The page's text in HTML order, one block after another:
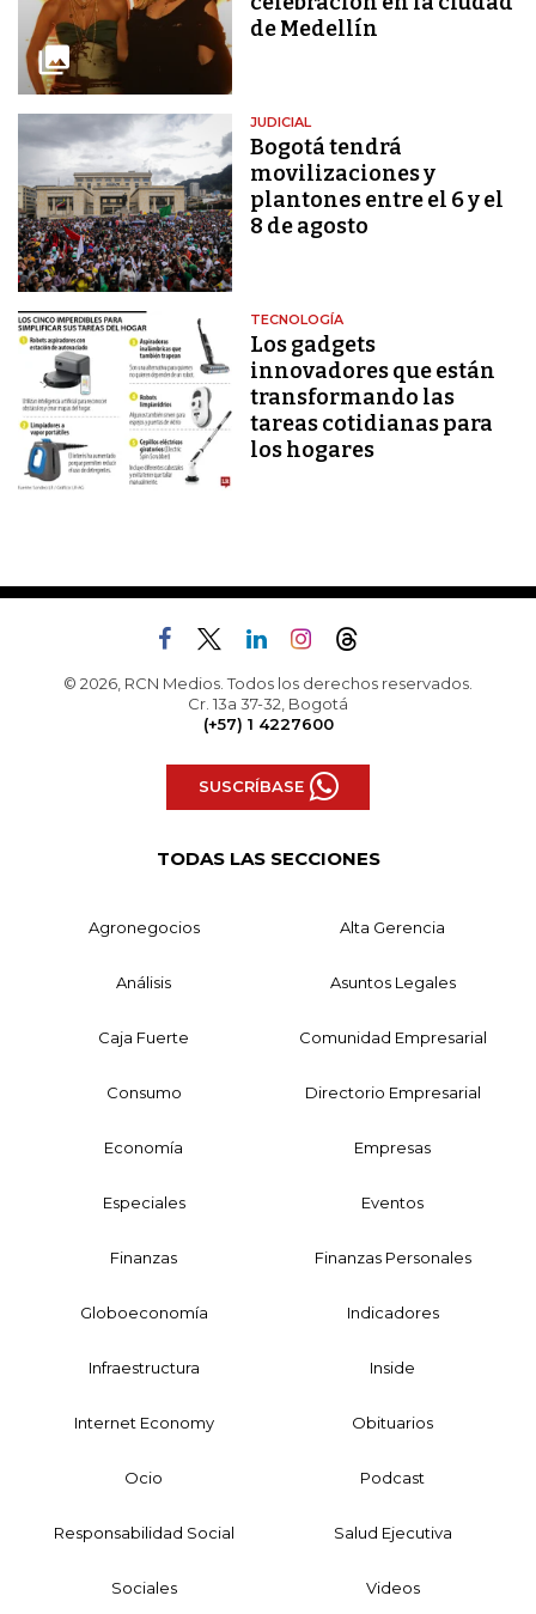
de Medellín
JUDICIAL
Bogotá tendrá
movilizaciones y
plantones entre el 6 y el
8 de agosto
TECNOLOGÍA
Los gadgets
innovadores que están
transformando las
tareas cotidianas para
los hogares
© 2026, RCN Medios. Todos los derechos reservados.
Cr. 13a 37-32, Bogotá
(+57) 1 4227600
SUSCRÍBASE
TODAS LAS SECCIONES
Agronegocios Alta Gerencia
Análisis Asuntos Legales
Caja Fuerte Comunidad Empresarial
Consumo Directorio Empresarial
Economía Empresas
Especiales Eventos
Finanzas Finanzas Personales
Globoeconomía Indicadores
Infraestructura Inside
Internet Economy Obituarios
Ocio Podcast
Responsabilidad Social Salud Ejecutiva
Sociales Videos